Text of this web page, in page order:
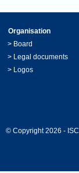
Organisation
> Board
> Legal documents
> Logos
© Copyright 2026 -